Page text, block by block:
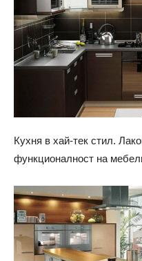
Кухня в хай-тек стил.
функционалност на